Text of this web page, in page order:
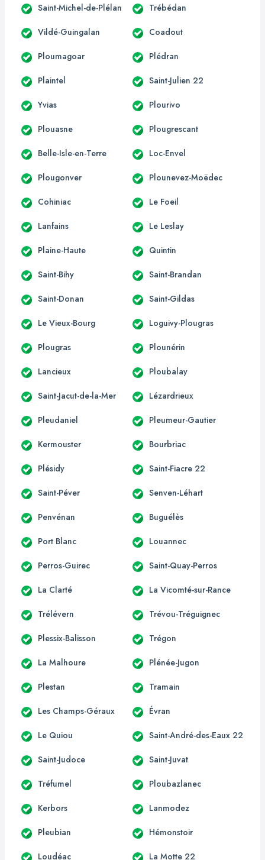
Saint-Michel-de-Plélan Trébédan
Vildé-Guingalan Coadout
Ploumagoar Plédran
Plaintel Saint-Julien 22
Yvias Plourivo
Plouasne Plougrescant
Belle-Isle-en-Terre Loc-Envel
Plougonver Plounevez-Moëdec
Cohiniac Le Foeil
Lanfains Le Leslay
Plaine-Haute Quintin
Saint-Bihy Saint-Brandan
Saint-Donan Saint-Gildas
Le Vieux-Bourg Loguivy-Plougras
Plougras Plounérin
Lancieux Ploubalay
Saint-Jacut-de-la-Mer Lézardrieux
Pleudaniel Pleumeur-Gautier
Kermouster Bourbriac
Plésidy Saint-Fiacre 22
Saint-Péver Senven-Léhart
Penvénan Buguélès
Port Blanc Louannec
Perros-Guirec Saint-Quay-Perros
La Clarté La Vicomté-sur-Rance
Trélévern Trévou-Tréguignec
Plessix-Balisson Trégon
La Malhoure Plénée-Jugon
Plestan Tramain
Les Champs-Géraux Évran
Le Quiou Saint-André-des-Eaux 22
Saint-Judoce Saint-Juvat
Tréfumel Ploubazlanec
Kerbors Lanmodez
Pleubian Hémonstoir
Loudéac La Motte 22